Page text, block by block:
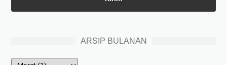
ARSIP BULANAN